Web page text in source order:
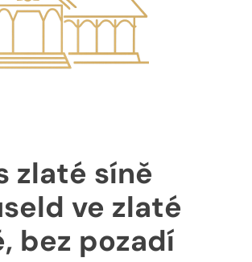
zlaté síně
ve zlaté
bez pozadí